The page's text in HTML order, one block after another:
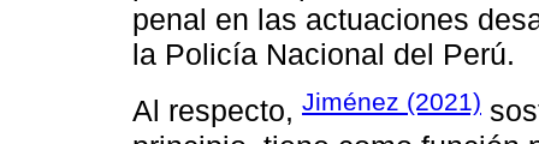
penal en las actuaciones
la Policía Nacional del Perú.
Al respecto, Jiménez (2021)